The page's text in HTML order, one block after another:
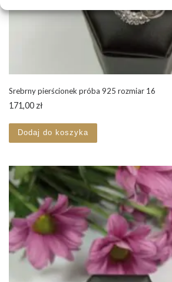
Srebrny pierścionek próba 925 rozmiar 16
171,00 zł
Dodaj do koszyka